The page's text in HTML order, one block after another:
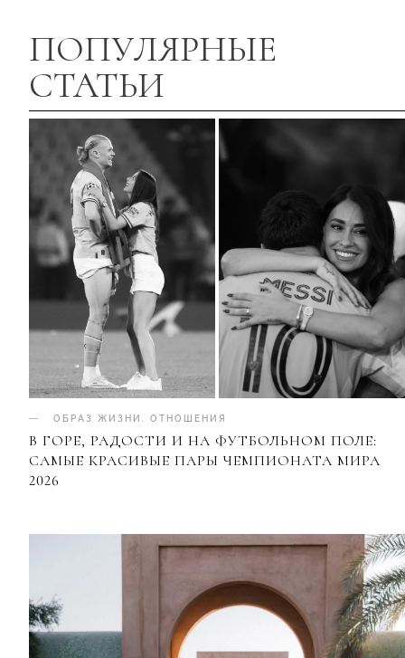
ПОПУЛЯРНЫЕ
СТАТЬИ
ОБРАЗ ЖИЗНИ ОТНОШЕНИЯ
В ГОРЕ, РАДОСТИ И НА ФУТБОЛЬНОМ ПОЛЕ:
САМЫЕ КРАСИВЫЕ ПАРЫ ЧЕМПИОНАТА МИРА
2026